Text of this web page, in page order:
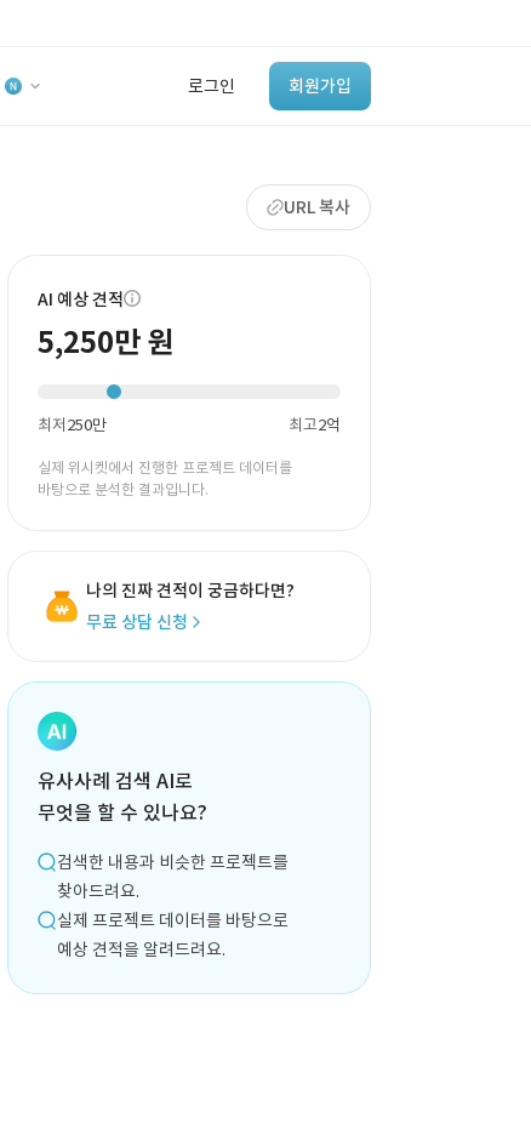
로그인 회원가입
‘이런 거’ 만들어본
개발 회사 있어?
바로가기
URL 복사
AI 예상 견적
5,250만 원
최저250만 최고2억
실제 위시켓에서 진행한 프로젝트 데이터를
바탕으로 분석한 결과입니다.
나의 진짜 견적이 궁금하다면?
무료 상담 신청
유사사례 검색 AI로
무엇을 할 수 있나요?
검색한 내용과 비슷한 프로젝트를
찾아드려요.
실제 프로젝트 데이터를 바탕으로
예상 견적을 알려드려요.